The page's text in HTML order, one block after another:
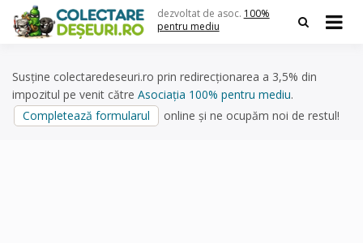
content
dezvoltat de asoc. 100%
pentru mediu
Susține colectaredeseuri.ro prin redirecționarea a 3,5% din
impozitul pe venit către Asociația 100% pentru mediu.
Completează formularul
online și ne ocupăm noi de restul!